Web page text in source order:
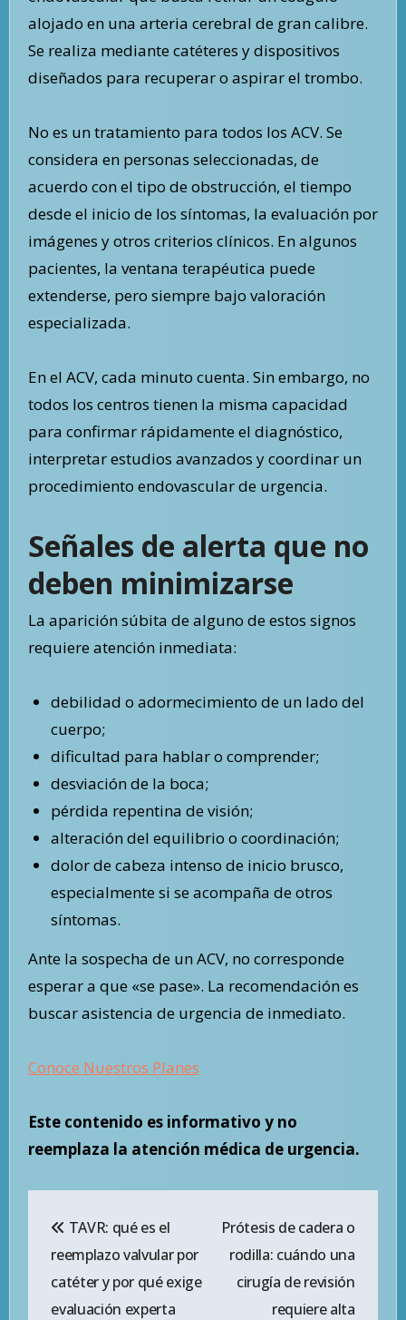
alojado en una arteria cerebral de gran calibre.
Se realiza mediante catéteres y dispositivos
diseñados para recuperar o aspirar el trombo.
No es un tratamiento para todos los ACV. Se
considera en personas seleccionadas, de
acuerdo con el tipo de obstrucción, el tiempo
desde el inicio de los síntomas, la evaluación por
imágenes y otros criterios clínicos. En algunos
pacientes, la ventana terapéutica puede
extenderse, pero siempre bajo valoración
especializada.
En el ACV, cada minuto cuenta. Sin embargo, no
todos los centros tienen la misma capacidad
para confirmar rápidamente el diagnóstico,
interpretar estudios avanzados y coordinar un
procedimiento endovascular de urgencia.
Señales de alerta que no
deben minimizarse
La aparición súbita de alguno de estos signos
requiere atención inmediata:
debilidad o adormecimiento de un lado del
cuerpo;
dificultad para hablar o comprender;
desviación de la boca;
pérdida repentina de visión;
alteración del equilibrio o coordinación;
dolor de cabeza intenso de inicio brusco,
especialmente si se acompaña de otros
síntomas.
Ante la sospecha de un ACV, no corresponde
esperar a que «se pase». La recomendación es
buscar asistencia de urgencia de inmediato.
Conoce Nuestros Planes
Este contenido es informativo y no
reemplaza la atención médica de urgencia.
de
entradas
TAVR: qué es el
reemplazo valvular por
catéter y por qué exige
evaluación experta
Prótesis de cadera o
rodilla: cuándo una
cirugía de revisión
requiere alta